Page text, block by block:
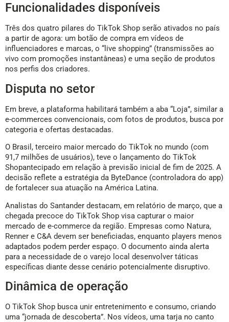
Funcionalidades disponíveis
Três dos quatro pilares do TikTok Shop serão ativados no país
a partir de agora: um botão de compra em vídeos de
influenciadores e marcas, o “live shopping” (transmissões ao
vivo com promoções instantâneas) e uma seção de produtos
nos perfis dos criadores.
Disputa no setor
Em breve, a plataforma habilitará também a aba “Loja”, similar a
e-commerces convencionais, com fotos de produtos, busca por
categoria e ofertas destacadas.
O Brasil, terceiro maior mercado do TikTok no mundo (com
91,7 milhões de usuários), teve o lançamento do TikTok
Shopantecipado em relação à previsão inicial de fim de 2025. A
decisão reflete a estratégia da ByteDance (controladora do app)
de fortalecer sua atuação na América Latina.
Analistas do Santander destacam, em relatório de março, que a
chegada precoce do TikTok Shop visa capturar o maior
mercado de e-commerce da região. Empresas como Natura,
Renner e C&A devem ser beneficiadas, enquanto players menos
adaptados podem perder espaço. O documento ainda alerta
para a necessidade de o varejo local desenvolver táticas
específicas diante desse cenário potencialmente disruptivo.
Dinâmica de operação
O TikTok Shop busca unir entretenimento e consumo, criando
uma “jornada de descoberta”. Nos vídeos, uma tarja no canto